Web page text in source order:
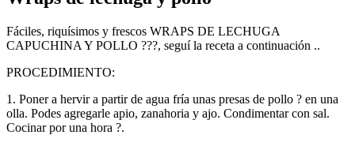
Fáciles, riquísimos y frescos WRAPS DE LECHUGA
CAPUCHINA Y POLLO ???, seguí la receta a continuación ..
PROCEDIMIENTO:
1. Poner a hervir a partir de agua fría unas presas de pollo ? en una
olla. Podes agregarle apio, zanahoria y ajo. Condimentar con sal.
Cocinar por una hora ?.